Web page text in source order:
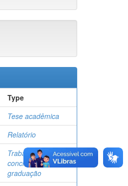
Type
Tese acadêmica
Relatório
Trabalho de
conclusão de
graduação